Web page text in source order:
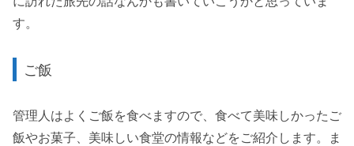
す。
ご飯
管理人はよくご飯を食べますので、食べて美味しかったご
飯やお菓子、美味しい食堂の情報などをご紹介します。ま